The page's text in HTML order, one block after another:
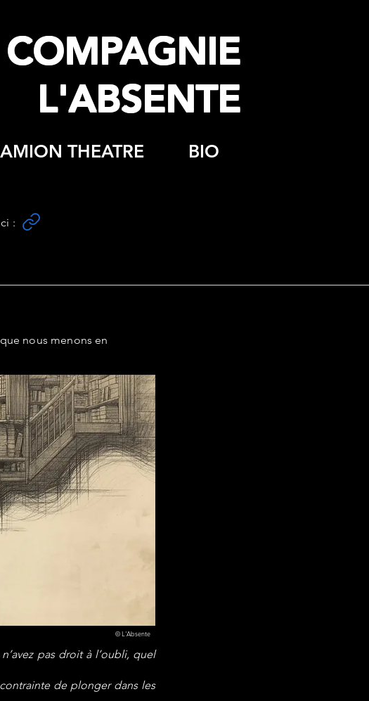
COMPAGNIE
L'ABSENTE
THEATRE BIO
:
nous menons en
pas droit à l’oubli, quel
de plonger dans les
© L'Absente